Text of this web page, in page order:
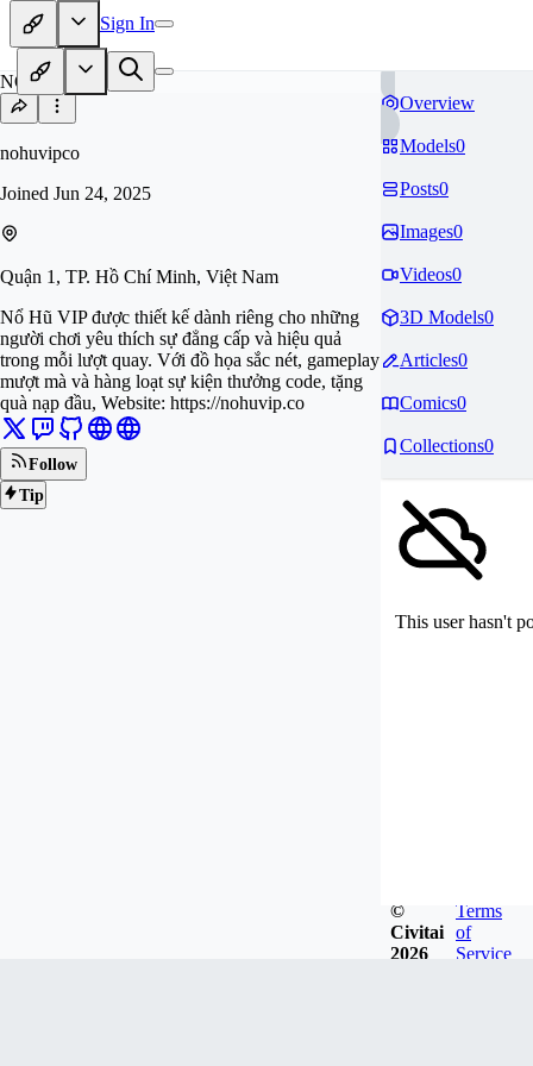
Sign In
NO
nohuvipco
Joined Jun 24, 2025
Quận 1, TP. Hồ Chí Minh, Việt Nam
Nổ Hũ VIP được thiết kế dành riêng cho những
người chơi yêu thích sự đẳng cấp và hiệu quả
trong mỗi lượt quay. Với đồ họa sắc nét, gameplay
mượt mà và hàng loạt sự kiện thưởng code, tặng
quà nạp đầu, Website: https://nohuvip.co
Follow
Tip
Overview
Models0
Posts0
Images0
Videos0
3D Models0
Articles0
Comics0
Collections0
This user hasn't
©
Civitai
2026
Terms
of
Service